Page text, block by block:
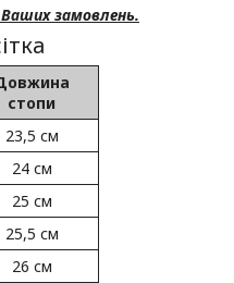
замовлень.
стопи
23,5 см
24 см
25 см
25,5 см
26 см